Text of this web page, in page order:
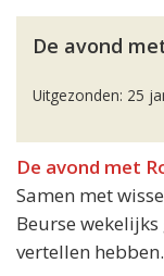
De avond
Uitgezonden: 25
De avond met
Samen met
Beurse
vertellen hebben.